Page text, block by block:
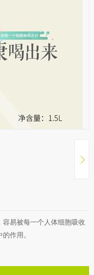
易被每一个人体细胞吸收
作用。